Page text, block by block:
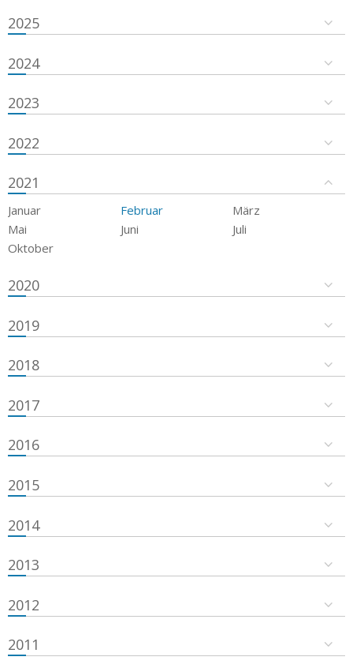
2025
2024
2023
2022
2021
Januar Februar
März
Mai
Juni
Juli
Oktober
2020
2019
2018
2017
2016
2015
2014
2013
2012
2011